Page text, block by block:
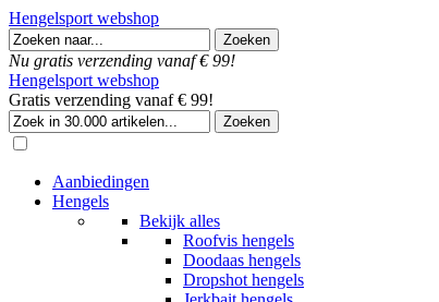
Hengelsport webshop
Nu gratis verzending vanaf € 99!
Hengelsport webshop
Gratis verzending vanaf € 99!
Aanbiedingen
Hengels
Bekijk alles
Roofvis hengels
Doodaas hengels
Dropshot hengels